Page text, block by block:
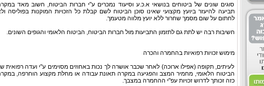
סוגים שונים של ביטוחים בנושאי א.כ.ע וסיעוד נמכרים ע"י חברות הביטוח, חשוב מאד
תביעה להיעזר ביועץ מקצועי שאינו סוכן הביטוח לשם קבלת כל הזכויות המוקנות בפוליסה
לחתום על שום מסמך שחרור ללא יועץ מלווה מטעמך.
חשיבות רבה יש לתת גם לתזמון התביעות מול חברות הביטוח, הביטוח הלאומי והגופים השונים.
מימוש זכויות רפואיות בהחמרה והכרה
לעיתים, תקופה (אפילו ארוכה) לאחר שכבר אושרה לך נכות באחוזים מסוימים ע"י ועדה רפואית
הביטוח הלאומי, מחמיר המצב והפגיעה במקרה תאונת עבודה או מחלת מקצוע הוחרפה,
כזה זכותך לדרוש זכויות עפ"י ההחמרה במצבך.